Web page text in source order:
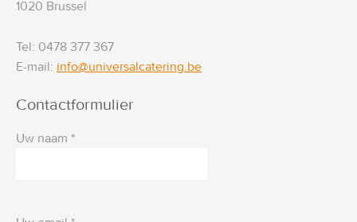
1020 Brussel
Tel: 0478 377 367
E-mail: info@universalcatering.be
Contactformulier
Uw naam *